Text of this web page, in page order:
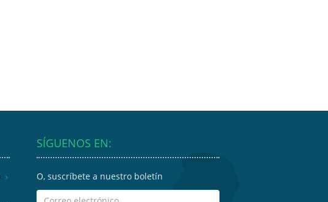
SÍGUENOS EN:
O, suscríbete a nuestro boletín